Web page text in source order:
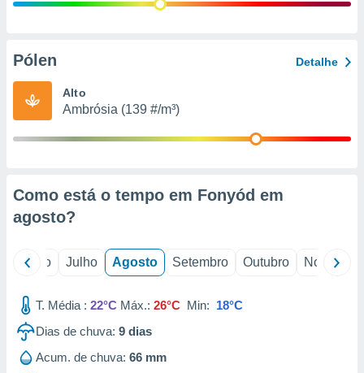
e
de
Pólen Detalhe
Alto
Ambrósia (139 #/m³)
Como está o tempo em Fonyód em
agosto?
Junho Julho Agosto Setembro Outubro Novembro
T. Média : 22°C Máx.: 26°C Min: 18°C
Dias de chuva: 9 dias
Acum. de chuva: 66 mm